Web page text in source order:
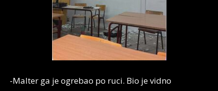
-Malter ga je ogrebao po ruci. Bio je vidno